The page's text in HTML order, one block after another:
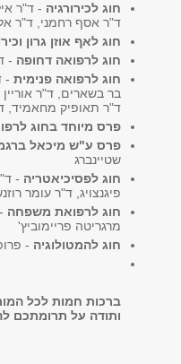
חוג לכירורגיה - ד"ר
ד"ר אסף רחמני, ד"ר
חוג לאף אוזן גרון
חוג לרפואה דחופה -
חוג לרפואה פנימית-
בר בשארים, ד"ר
ד"ר תאופיק מחאמיד,
פרס מיוחד בחוג
פרס ע"ש מיכאל
שטיינברג
חוג לפסיכיאטריה -
פיגנצויג, ד"ר עומר
חוג לרפואת משפחה
מרגריטה פריימוביץ'
חוג להמטולוגיה -
ברכות חמות לכל
ותודה על תרומתכם